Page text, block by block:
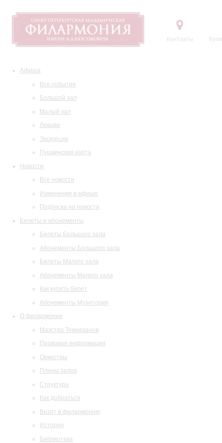
Контакты
Афиша
Все события
Большой зал
Малый зал
Лекции
Экскурсии
Пушкинская карта
Новости
Все новости
Изменения в афише
Подписка на новости
Билеты и абонементы
Билеты Большого зала
Абонементы Большого зала
Билеты Малого зала
Абонементы Малого зала
Как купить билет
Абонементы Музитория
О филармонии
Маэстро Темирканов
Правовая информация
Оркестры
Планы залов
Структура
Как добраться
Визит в филармонию
История
Библиотека